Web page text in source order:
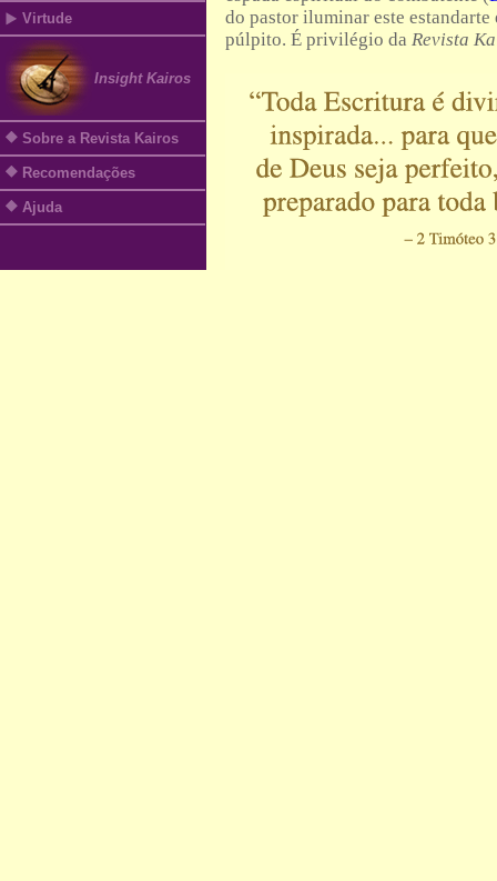
Virtude
Insight Kairos
Sobre a Revista Kairos
Recomendações
Ajuda
do pastor iluminar este estandarte
púlpito. É privilégio da Revista